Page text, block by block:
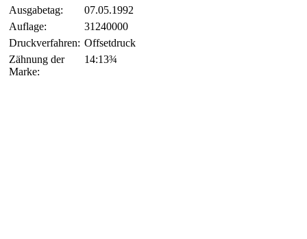
Ausgabetag:
07.05.1992
Auflage:
31240000
Druckverfahren: Offsetdruck
Zähnung der
Marke:
14:13¾